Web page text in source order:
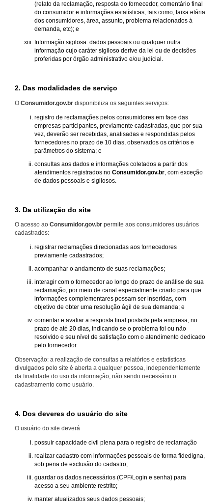
(relato da reclamação, resposta do fornecedor, comentário final
do consumidor e informações estatísticas, tais como, faixa etária
dos consumidores, área, assunto, problema relacionados à
demanda, etc); e
Informação sigilosa: dados pessoais ou qualquer outra
informação cujo caráter sigiloso derive da lei ou de decisões
proferidas por órgão administrativo e/ou judicial.
2. Das modalidades de serviço
O Consumidor.gov.br disponibiliza os seguintes serviços:
registro de reclamações pelos consumidores em face das
empresas participantes, previamente cadastradas, que por sua
vez, deverão ser recebidas, analisadas e respondidas pelos
fornecedores no prazo de 10 dias, observados os critérios e
parâmetros do sistema; e
consultas aos dados e informações coletados a partir dos
atendimentos registrados no Consumidor.gov.br , com exceção
de dados pessoais e sigilosos.
3. Da utilização do site
O acesso ao Consumidor.gov.br permite aos consumidores usuários
cadastrados:
registrar reclamações direcionadas aos fornecedores
previamente cadastrados;
acompanhar o andamento de suas reclamações;
interagir com o fornecedor ao longo do prazo de análise de sua
reclamação, por meio de canal especialmente criado para que
informações complementares possam ser inseridas, com
objetivo de obter uma resolução ágil de sua demanda; e
comentar e avaliar a resposta final postada pela empresa, no
prazo de até 20 dias, indicando se o problema foi ou não
resolvido e seu nível de satisfação com o atendimento dedicado
pelo fornecedor.
Observação: a realização de consultas a relatórios e estatísticas
divulgados pelo site é aberta a qualquer pessoa, independentemente
da finalidade do uso da informação, não sendo necessário o
cadastramento como usuário.
4. Dos deveres do usuário do site
O usuário do site deverá
possuir capacidade civil plena para o registro de reclamação
realizar cadastro com informações pessoais de forma fidedigna,
sob pena de exclusão do cadastro;
guardar os dados necessários (CPF/Login e senha) para
acesso a seu ambiente restrito;
manter atualizados seus dados pessoais;